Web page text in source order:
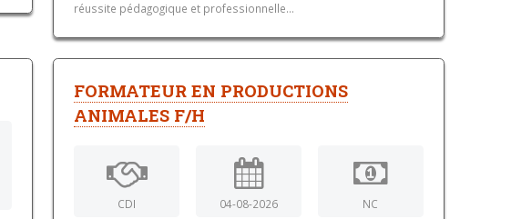
réussite pédagogique et professionnelle...
FORMATEUR EN PRODUCTIONS
ANIMALES F/H
CDI 04-08-2026 NC